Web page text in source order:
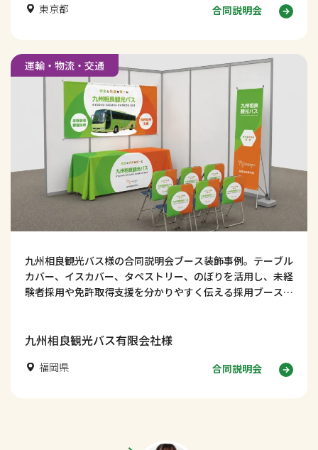
東京都 合同説明会
運輸・物流・交通
九州相良観光バス様の合同説明会ブース装飾事例。テーブル
カバー、イスカバー、タペストリー、のぼりを活用し、未経
験者採用や免許取得支援を分かりやすく伝える採用ブースデ
九州相良観光バス有限会社様
福岡県 合同説明会